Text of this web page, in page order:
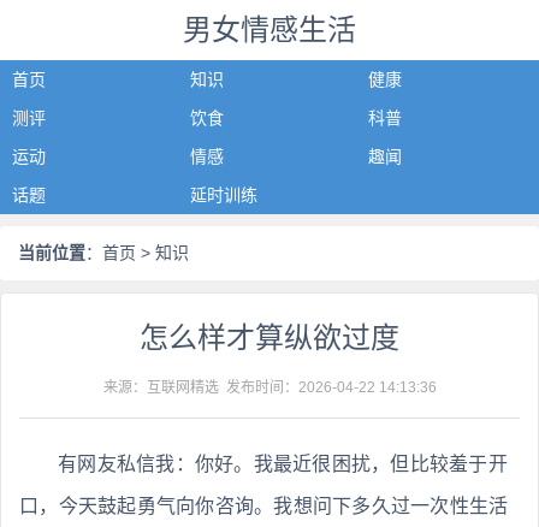
男女情感生活
首页 知识
健康
测评
饮食
科普
运动
情感
趣闻
话题
延时训练
当前位置： 首页 > 知识
怎么样才算纵欲过度
来源：互联网精选 发布时间： 2026-04-22 14:13:36
有网友私信我：你好。我最近很困扰，但比较羞于开
口，今天鼓起勇气向你咨询。我想问下多久过一次性生活